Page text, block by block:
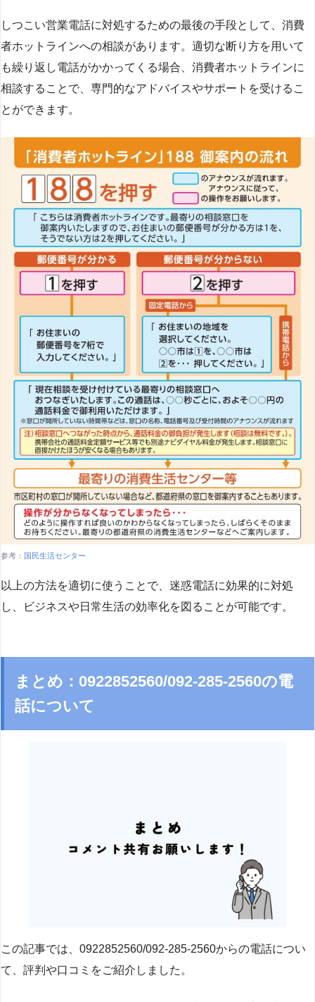
しつこい営業電話に対処するための最後の手段として、消費
者ホットラインへの相談があります。適切な断り方を用いて
も繰り返し電話がかかってくる場合、消費者ホットラインに
相談することで、専門的なアドバイスやサポートを受けるこ
とができます​​。
参考： 国民生活センター
以上の方法を適切に使うことで、迷惑電話に効果的に対処
し、ビジネスや日常生活の効率化を図ることが可能です。
まとめ：0922852560/092-285-2560の電
話について
この記事では、0922852560/092-285-2560からの電話につい
て、評判や口コミをご紹介しました。